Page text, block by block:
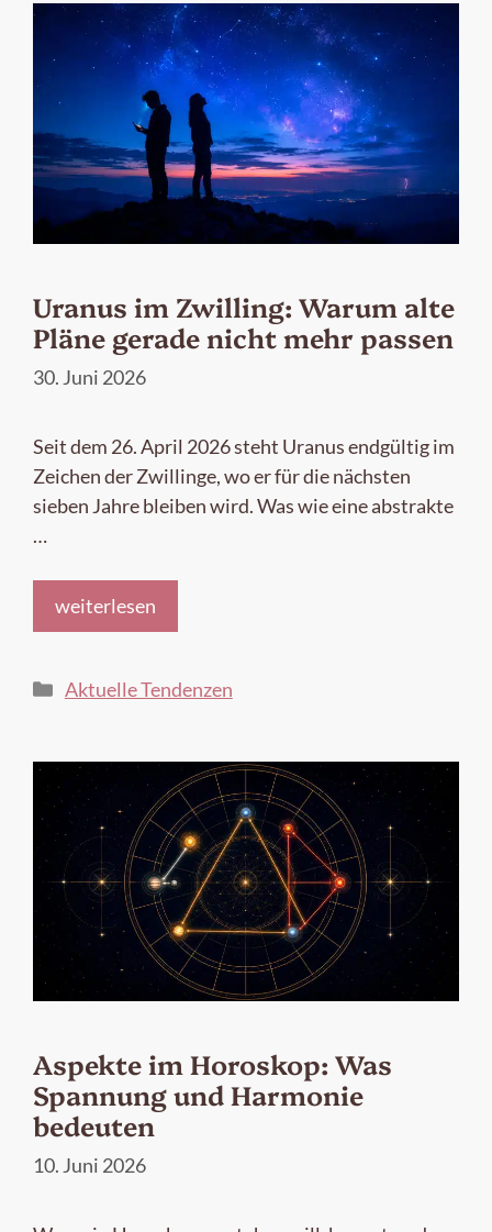
Uranus im Zwilling: Warum alte
Pläne gerade nicht mehr passen
30. Juni 2026
Seit dem 26. April 2026 steht Uranus endgültig im
Zeichen der Zwillinge, wo er für die nächsten
sieben Jahre bleiben wird. Was wie eine abstrakte
…
weiterlesen
Kategorien
Aktuelle Tendenzen
Aspekte im Horoskop: Was
Spannung und Harmonie
bedeuten
10. Juni 2026